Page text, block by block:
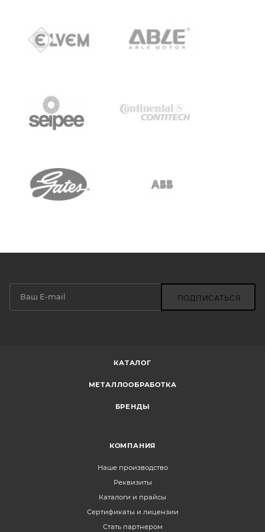
ПОДПИСАТЬСЯ
КАТАЛОГ
МЕТАЛЛООБРАБОТКА
БРЕНДЫ
КОМПАНИЯ
Наше производство
Реквизиты
Каталоги и прайсы
Сертификаты и лицензии
Стать партнером